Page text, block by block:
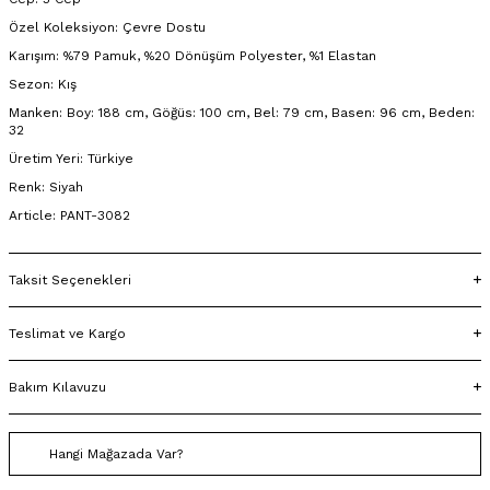
Özel Koleksiyon: Çevre Dostu
Karışım: %79 Pamuk, %20 Dönüşüm Polyester, %1 Elastan
Sezon: Kış
Manken: Boy: 188 cm, Göğüs: 100 cm, Bel: 79 cm, Basen: 96 cm, Beden:
32
Üretim Yeri: Türkiye
Renk: Siyah
Article: PANT-3082
Taksit Seçenekleri
Teslimat ve Kargo
Bakım Kılavuzu
Hangi Mağazada Var?